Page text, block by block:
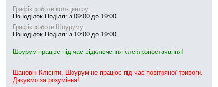
Графік роботи кол-центру:
Понеділок-Неділя: з 09:00 до 19:00.
Графік роботи Шоуруму:
Понеділок-Неділя: з 10:00 до 19:00.
Шоурум працює під час відключення електропостачання!
Шановні Клієнти, Шоурум не працює під час повітряної тривоги.
Дякуємо за розуміння!